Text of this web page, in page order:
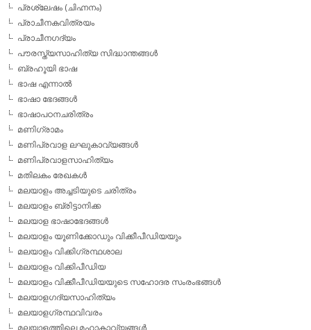
പ്രശ്ലേഷം (ചിഹ്നനം)
പ്രാചീനകവിത്രയം
പ്രാചീനഗദ്യം
പൗരസ്ത്യസാഹിത്യ സിദ്ധാന്തങ്ങള്‍
ബ്രഹൂയി ഭാഷ
ഭാഷ എന്നാല്‍
ഭാഷാ ഭേദങ്ങള്‍
ഭാഷാപഠനചരിത്രം
മണിഗ്രാമം
മണിപ്രവാള ലഘുകാവ്യങ്ങള്‍
മണിപ്രവാളസാഹിത്യം
മതിലകം രേഖകള്‍
മലയാളം അച്ചടിയുടെ ചരിത്രം
മലയാളം ബ്രിട്ടാനിക്ക
മലയാള ഭാഷാഭേദങ്ങള്‍
മലയാളം യൂണിക്കോഡും വിക്കീപീഡിയയും
മലയാളം വിക്കിഗ്രന്ഥശാല
മലയാളം വിക്കിപീഡിയ
മലയാളം വിക്കീപീഡിയയുടെ സഹോദര സംരംഭങ്ങള്‍
മലയാളഗദ്യസാഹിത്യം
മലയാളഗ്രന്ഥവിവരം
മലയാളത്തിലെ മഹാകാവ്യങ്ങള്‍